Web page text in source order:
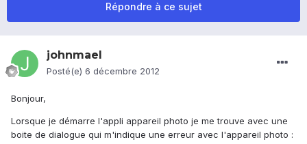
Répondre à ce sujet
johnmael
Posté(e) 6 décembre 2012
Bonjour,
Lorsque je démarre l'appli appareil photo je me trouve avec une
boite de dialogue qui m'indique une erreur avec l'appareil photo :